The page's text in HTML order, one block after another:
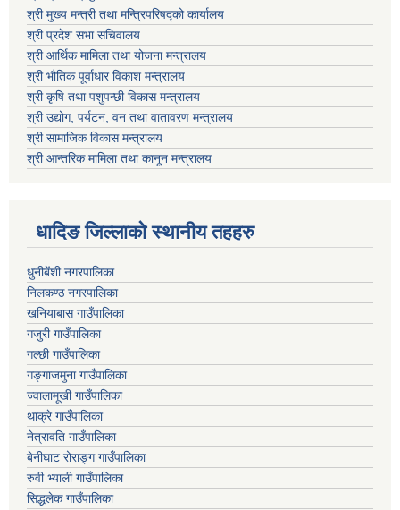
श्री मुख्य मन्त्री तथा मन्त्रिपरिषद्को कार्यालय
श्री प्रदेश सभा सचिवालय
श्री आर्थिक मामिला तथा योजना मन्त्रालय
श्री भौतिक पूर्वाधार विकाश मन्त्रालय
श्री कृषि तथा पशुपन्छी विकास मन्त्रालय
श्री उद्योग, पर्यटन, वन तथा वातावरण मन्त्रालय
श्री सामाजिक विकास मन्त्रालय
श्री आन्तरिक मामिला तथा कानून मन्त्रालय
धादिङ जिल्लाकाे स्थानीय तहहरु
धुनीबेंशी नगरपालिका
निलकण्ठ नगरपालिका
खनियाबास गाउँपालिका
गजुरी गाउँपालिका
गल्छी गाउँपालिका
गङ्गाजमुना गाउँपालिका
ज्वालामूखी गाउँपालिका
थाक्रे गाउँपालिका
नेत्रावति गाउँपालिका
बेनीघाट रोराङ्ग गाउँपालिका
रुवी भ्याली गाउँपालिका
सिद्धलेक गाउँपालिका